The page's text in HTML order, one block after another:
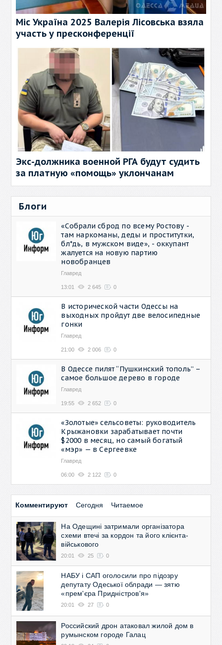
Міс Україна 2025 Валерія Лісовська взяла
участь у пресконференції
Экс-должника военной РГА будут судить
за платную «помощь» уклончанам
Блоги
«Собрали сброд по всему Ростову -
там наркоманы, деды и проститутки,
бл*дь, в мужском виде», - оккупант
жалуется на новую партию
новобранцев
Главред
13:01 2 645 0
В исторической части Одессы на
выходных пройдут две велосипедные
гонки
Главред
21:00 2 006 0
В Одессе пилят “Пушкинский тополь” –
самое большое дерево в городе
Главред
19:55 2 652 0
«Золотые» сельсоветы: руководитель
Крыжановки зарабатывает почти
$2000 в месяц, но самый богатый
«мэр» — в Сергеевке
Главред
06:00 2 122 0
Комментируют Сегодня Читаемое
На Одещині затримали організатора
схеми втечі за кордон та його клієнта-
військового
20:01 25 0
НАБУ і САП оголосили про підозру
депутату Одеської облради — зятю
«прем'єра Придністров'я»
20:01 27 0
Российский дрон атаковал жилой дом в
румынском городе Галац